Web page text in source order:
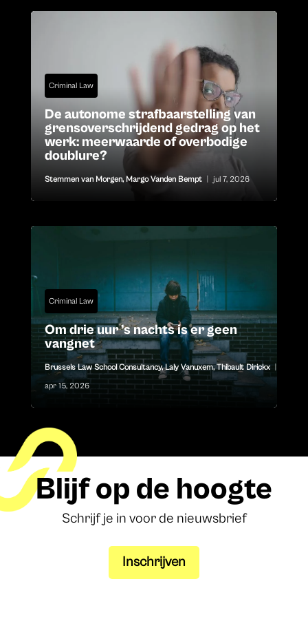
Criminal Law
De autonome strafbaarstelling van
grensoverschrijdend gedrag op het
werk: meerwaarde of overbodige
doublure?
Stemmen van Morgen, Margo Vanden Bempt jul 7, 2026
Criminal Law
Om drie uur ’s nachts is er geen
vangnet
Brussels Law School Consultancy,Laly Vanuxem,Thibault Dirickx
apr 15, 2026
Blijf op de hoogte
Schrijf je in voor de nieuwsbrief
Inschrijven